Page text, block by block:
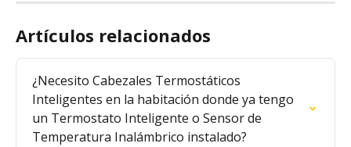
Artículos relacionados
¿Necesito Cabezales Termostáticos
Inteligentes en la habitación donde ya tengo
un Termostato Inteligente o Sensor de
Temperatura Inalámbrico instalado?